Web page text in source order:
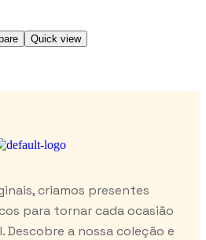
Quick view
criamos presentes
para tornar cada ocasião
Descobre a nossa coleção e